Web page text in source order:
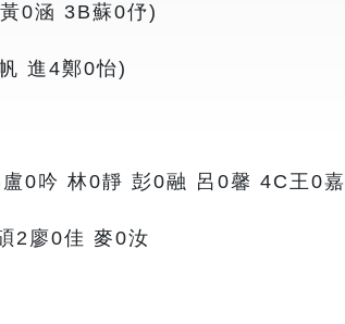
0涵 3B蘇0伃)
進4鄭0怡)
0吟 林0靜 彭0融 呂0馨 4C王0嘉
2廖0佳 麥0汝